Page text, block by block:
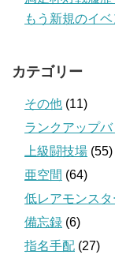
もう新規のイ
カテゴリー
その他 (11)
ランクアップ
上級闘技場 (55)
亜空間 (64)
低レアモンスタ
備忘録 (6)
指名手配 (27)